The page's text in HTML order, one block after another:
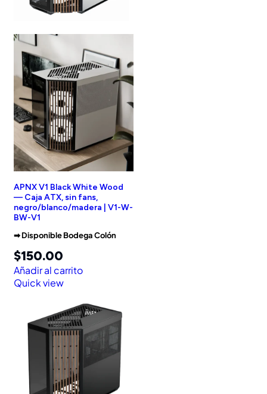
APNX V1 Black White Wood
— Caja ATX, sin fans,
negro/blanco/madera | V1-W-
BW-V1
➡︎ Disponible Bodega Colón
$150.00
Añadir al carrito
Quick view